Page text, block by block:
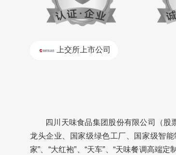
上交所上市公司
四川天味食品集团股份有限公司（
龙头企业、国家级绿色工厂、国家级智
家”、“大红袍”、“天车”、“天味餐调高端